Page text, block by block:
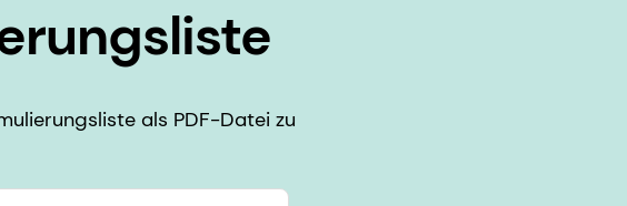
als PDF-Datei zu